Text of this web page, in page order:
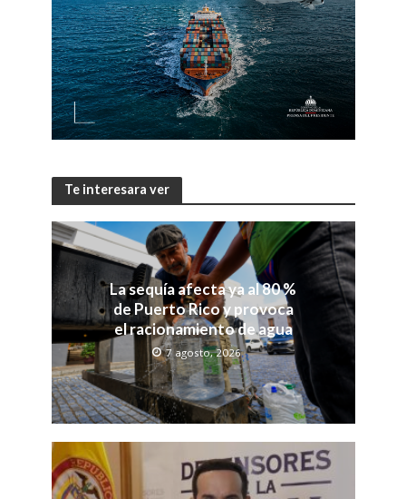
Te interesara ver
La sequía afecta ya al 80 %
de Puerto Rico y provoca
el racionamiento de agua
7 agosto, 2026